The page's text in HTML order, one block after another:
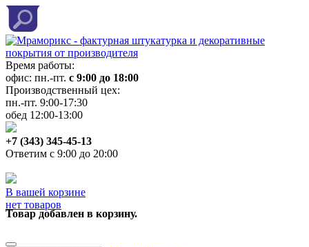
Время работы:
офис: пн.-пт. с 9:00 до 18:00
Производственный цех:
пн.-пт. 9:00-17:30
обед 12:00-13:00
+7 (343) 345-45-13
Ответим с 9:00 до 20:00
В вашей корзине
нет товаров
Товар добавлен в корзину.